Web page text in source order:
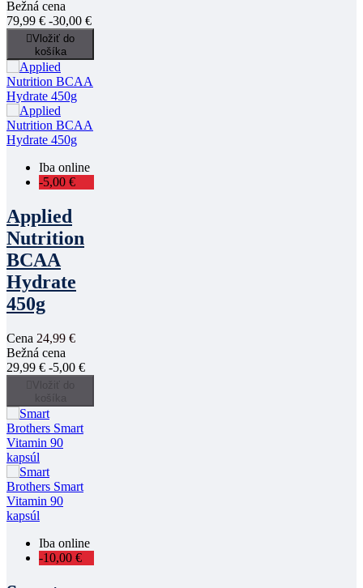
Bežná cena
79,99 € -30,00 €
Vložiť do
košíka
Iba online
-5,00 €
Applied
Nutrition
BCAA
Hydrate
450g
Cena 24,99 €
Bežná cena
29,99 € -5,00 €
Vložiť do
košíka
Iba online
-10,00 €